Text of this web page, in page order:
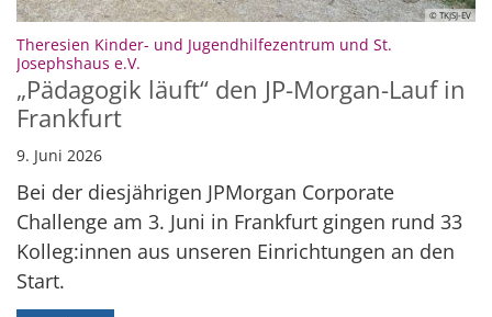
© TKJSJ-EV
Theresien Kinder- und Jugendhilfezentrum und St.
Josephshaus e.V.
„Pädagogik läuft“ den JP-Morgan-Lauf in
Frankfurt
9. Juni 2026
Bei der diesjährigen JPMorgan Corporate
Challenge am 3. Juni in Frankfurt gingen rund 33
Kolleg:innen aus unseren Einrichtungen an den
Start.